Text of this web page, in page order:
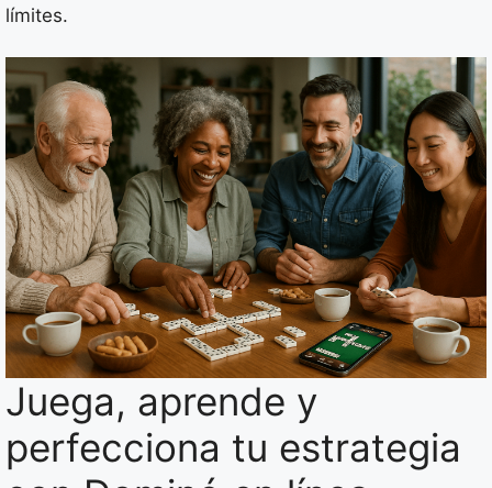
límites.
Juega, aprende y
perfecciona tu estrategia